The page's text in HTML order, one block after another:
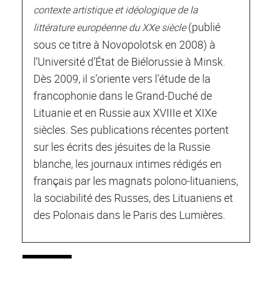
contexte artistique et idéologique de la
littérature européenne du XXe siècle(publié
sous ce titre à Novopolotsk en 2008) à
l’Université d’État de Biélorussie à Minsk.
Dès 2009, il s’oriente vers l’étude de la
francophonie dans le Grand‐Duché de
Lituanie et en Russie aux XVIIIe et XIXe
siècles. Ses publications récentes portent
sur les écrits des jésuites de la Russie
blanche, les journaux intimes rédigés en
français par les magnats polono‐lituaniens,
la sociabilité des Russes, des Lituaniens et
des Polonais dans le Paris des Lumières.